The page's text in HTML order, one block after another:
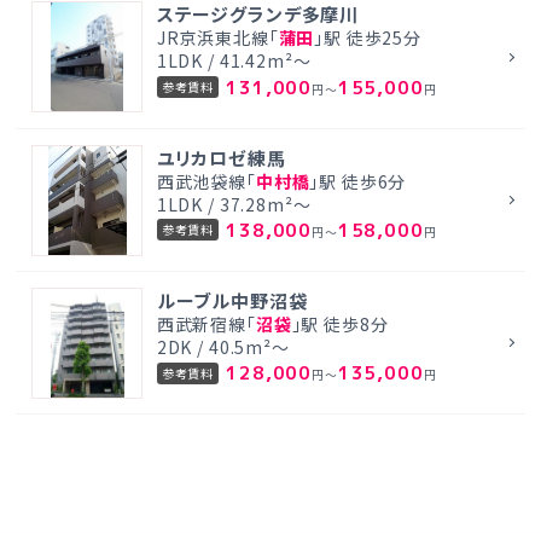
ステージグランデ多摩川
JR京浜東北線「蒲田 」駅 徒歩25分
1LDK / 41.42m²～
参考賃料 131,000 円～155,000 円
ユリカロゼ練馬
西武池袋線「中村橋 」駅 徒歩6分
1LDK / 37.28m²～
参考賃料 138,000 円～158,000 円
ルーブル中野沼袋
西武新宿線「沼袋 」駅 徒歩8分
2DK / 40.5m²～
参考賃料 128,000 円～135,000 円